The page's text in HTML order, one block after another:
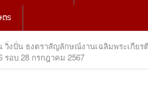
ตร
วิ่งปั่น ธงตราสัญลักษณ์งานเฉลิมพระเกียร
อบ 28 กรกฎาคม 2567